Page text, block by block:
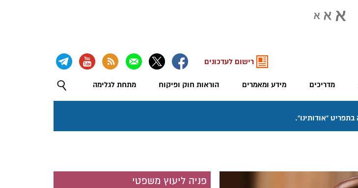
מדריכים מידע ומאמרים הוראות חוק ופיקוח מתחת לגלימה
רישום לעדכונים
פניה ליעוץ משפטי